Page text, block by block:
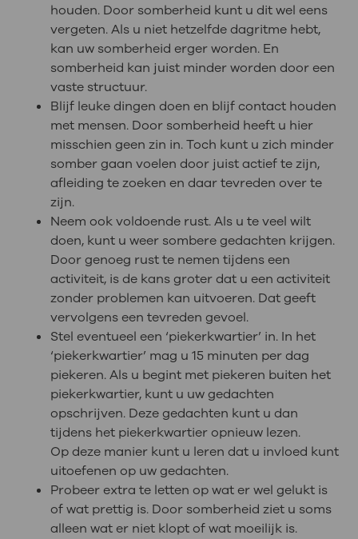
houden. Door somberheid kunt u dit wel eens
vergeten. Als u niet hetzelfde dagritme hebt,
kan uw somberheid erger worden. En
somberheid kan juist minder worden door een
vaste structuur.
Blijf leuke dingen doen en blijf contact houden
met mensen. Door somberheid heeft u hier
misschien geen zin in. Toch kunt u zich minder
somber gaan voelen door juist actief te zijn,
afleiding te zoeken en daar tevreden over te
zijn.
Neem ook voldoende rust. Als u te veel wilt
doen, kunt u weer sombere gedachten krijgen.
Door genoeg rust te nemen tijdens een
activiteit, is de kans groter dat u een activiteit
zonder problemen kan uitvoeren. Dat geeft
vervolgens een tevreden gevoel.
Stel eventueel een ‘piekerkwartier’ in. In het
‘piekerkwartier’ mag u 15 minuten per dag
piekeren. Als u begint met piekeren buiten het
piekerkwartier, kunt u uw gedachten
opschrijven. Deze gedachten kunt u dan
tijdens het piekerkwartier opnieuw lezen.
Op deze manier kunt u leren dat u invloed kunt
uitoefenen op uw gedachten.
Probeer extra te letten op wat er wel gelukt is
of wat prettig is. Door somberheid ziet u soms
alleen wat er niet klopt of wat moeilijk is.